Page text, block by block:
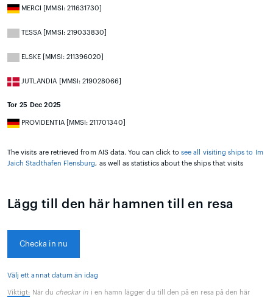
MERCI [MMSI: 211631730]
TESSA [MMSI: 219033830]
ELSKE [MMSI: 211396020]
JUTLANDIA [MMSI: 219028066]
Tor 25 Dec 2025
PROVIDENTIA [MMSI: 211701340]
The visits are retrieved from AIS data. You can click tosee all visiting ships to Im
Jaich Stadthafen Flensburg, as well as statistics about the ships that visits
Lägg till den här hamnen till en resa
Checka in nu
Välj ett annat datum än idag
Viktigt: När du checkar in i en hamn lägger du till den på en resa på den här